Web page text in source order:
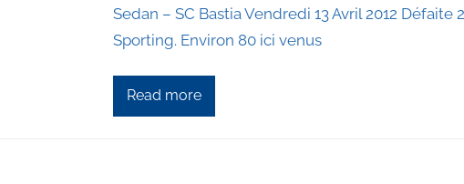
Sedan – SC Bastia Vendredi 13 Avril 2012
Sporting. Environ 80 ici venus
Read more